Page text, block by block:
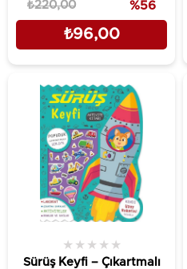
₺96,00
₺220,00 %56
Sürüş Keyfi – Çıkartmalı
★ ★ ★ ★ ★